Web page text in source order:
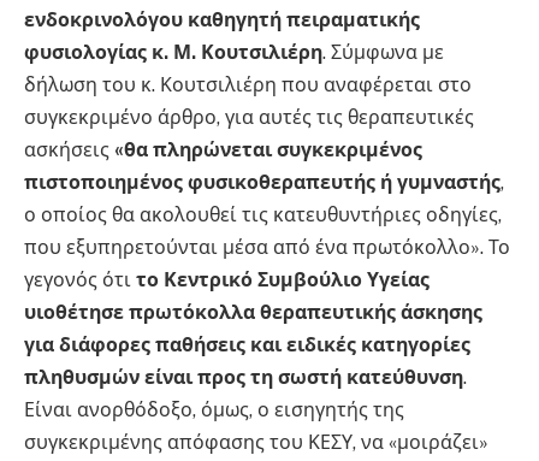
ενδοκρινολόγου καθηγητή πειραματικής
φυσιολογίας κ. Μ. Κουτσιλιέρη. Σύμφωνα με
δήλωση του κ. Κουτσιλιέρη που αναφέρεται στο
συγκεκριμένο άρθρο, για αυτές τις θεραπευτικές
ασκήσεις «θα πληρώνεται συγκεκριμένος
πιστοποιημένος φυσικοθεραπευτής ή γυμναστής,
ο οποίος θα ακολουθεί τις κατευθυντήριες οδηγίες,
που εξυπηρετούνται μέσα από ένα πρωτόκολλο». Το
γεγονός ότι το Κεντρικό Συμβούλιο Υγείας
υιοθέτησε πρωτόκολλα θεραπευτικής άσκησης
για διάφορες παθήσεις και ειδικές κατηγορίες
πληθυσμών είναι προς τη σωστή κατεύθυνση.
Είναι ανορθόδοξο, όμως, ο εισηγητής της
συγκεκριμένης απόφασης του ΚΕΣΥ, να «μοιράζει»